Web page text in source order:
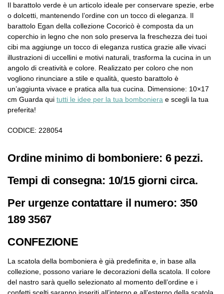
Il barattolo verde è un articolo ideale per conservare spezie, erbe
o dolcetti, mantenendo l’ordine con un tocco di eleganza. Il
barattolo Egan della collezione Cocoricò è composta da un
coperchio in legno che non solo preserva la freschezza dei tuoi
cibi ma aggiunge un tocco di eleganza rustica grazie alle vivaci
illustrazioni di uccellini e motivi naturali, trasforma la cucina in un
angolo di creatività e colore. Realizzato per coloro che non
vogliono rinunciare a stile e qualità, questo barattolo è
un’aggiunta vivace e pratica alla tua cucina. Dimensione: 10×17
cm Guarda qui tutti le idee per la tua bomboniera e scegli la tua
preferita!
CODICE: 228054
Ordine minimo di bomboniere: 6 pezzi.
Tempi di consegna: 10/15 giorni circa.
Per urgenze contattare il numero: 350
189 3567
CONFEZIONE
La scatola della bomboniera è già predefinita e, in base alla
collezione, possono variare le decorazioni della scatola. Il colore
del nastro sarà quello selezionato al momento dell’ordine e i